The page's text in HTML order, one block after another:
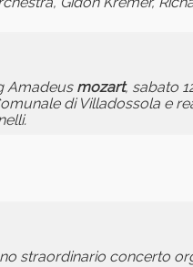
Amadeus mozart, sabato
di Villadossola e
straordinario concerto